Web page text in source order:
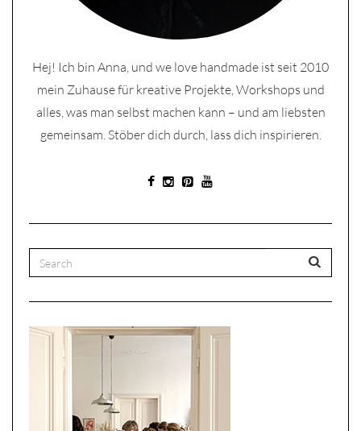
Hej! Ich bin Anna, und we love handmade ist seit 2010
mein Zuhause für kreative Projekte, Workshops und
alles, was man selbst machen kann – und am liebsten
gemeinsam. Stöber dich durch, lass dich inspirieren.